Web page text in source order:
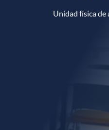
Unidad física de